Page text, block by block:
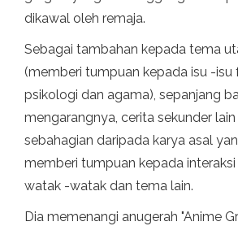
dikawal oleh remaja.
Sebagai tambahan kepada tema
(memberi tumpuan kepada isu -isu
psikologi dan agama), sepanjang
mengarangnya, cerita sekunder
sebahagian daripada karya asal
memberi tumpuan kepada
watak -watak dan tema lain.
Dia memenangi anugerah "Anime